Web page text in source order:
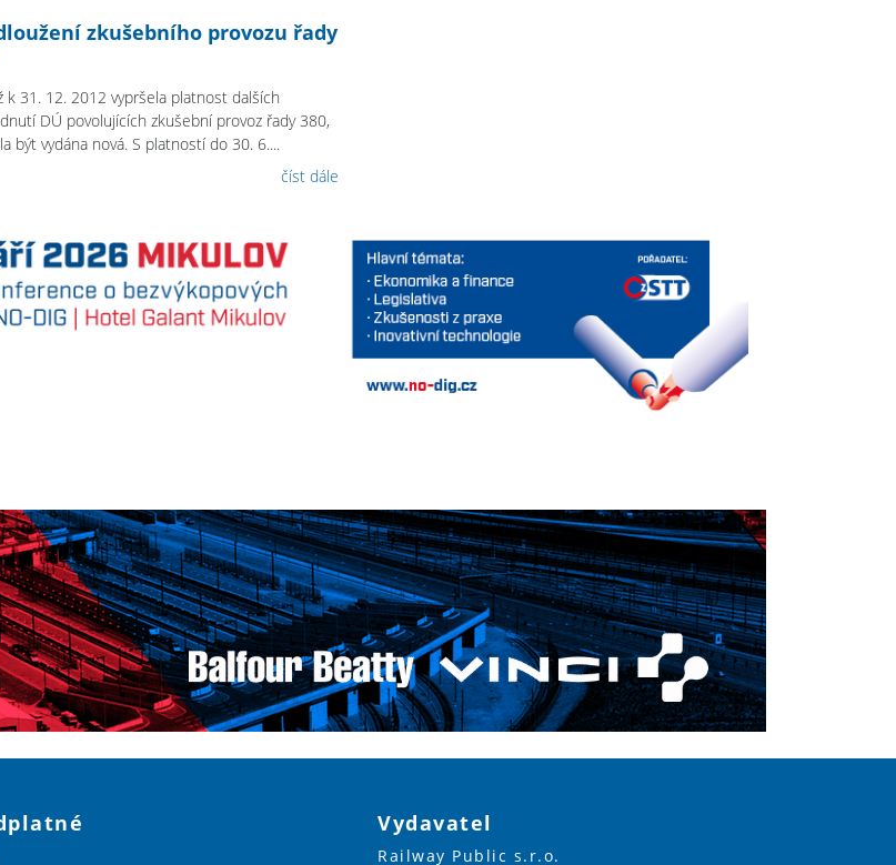
zkušebního provozu řady
k 31. 12. 2012 vypršela platnost dalších
DÚ povolujících zkušební provoz řady 380,
být vydána nová. S platností do 30. 6....
číst dále
Vydavatel
Railway Public s.r.o.